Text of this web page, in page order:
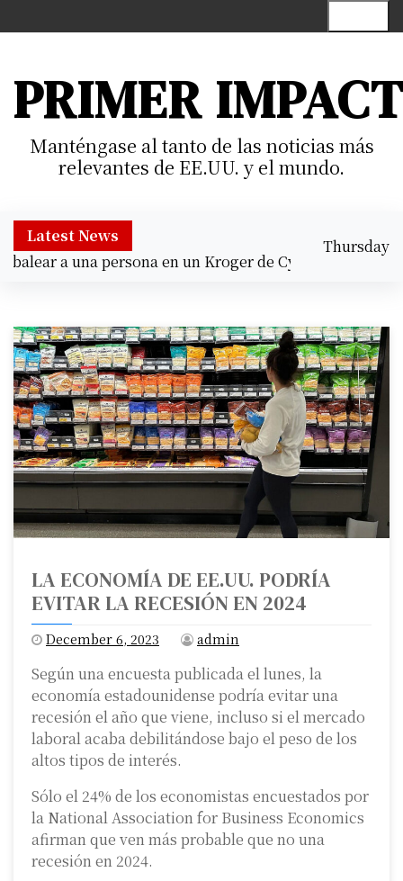
k
PRIMER
Manténgase al tanto de las noticias más
relevantes de EE.UU. y el mundo.
Latest News
a una persona en un Kroger de Cypress |
Prisión
Thursday
LA ECONOMÍA DE EE.UU. PODRÍA
EVITAR LA RECESIÓN EN 2024
December 6, 2023 admin
Según una encuesta publicada el lunes, la
economía estadounidense podría evitar una
recesión el año que viene, incluso si el mercado
laboral acaba debilitándose bajo el peso de los
altos tipos de interés.
Sólo el 24% de los economistas encuestados por
la National Association for Business Economics
afirman que ven más probable que no una
recesión en 2024.